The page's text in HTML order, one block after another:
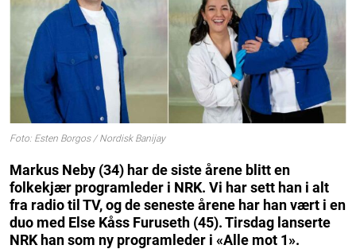
Foto: Esten Borgos / Nordisk Banijay
Markus Neby (34) har de siste årene blitt en
folkekjær programleder i NRK. Vi har sett han i alt
fra radio til TV, og de seneste årene har han vært i en
duo med Else Kåss Furuseth (45). Tirsdag lanserte
NRK han som ny programleder i «Alle mot 1».